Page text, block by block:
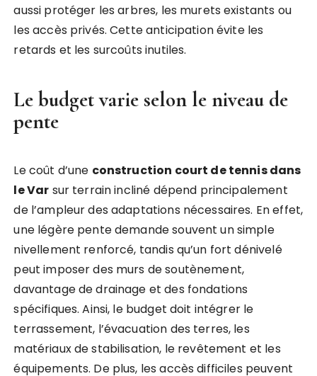
aussi protéger les arbres, les murets existants ou
les accès privés. Cette anticipation évite les
retards et les surcoûts inutiles.
Le budget varie selon le niveau de
pente
Le coût d’une construction court de tennis dans
le Var sur terrain incliné dépend principalement
de l’ampleur des adaptations nécessaires. En effet,
une légère pente demande souvent un simple
nivellement renforcé, tandis qu’un fort dénivelé
peut imposer des murs de soutènement,
davantage de drainage et des fondations
spécifiques. Ainsi, le budget doit intégrer le
terrassement, l’évacuation des terres, les
matériaux de stabilisation, le revêtement et les
équipements. De plus, les accès difficiles peuvent